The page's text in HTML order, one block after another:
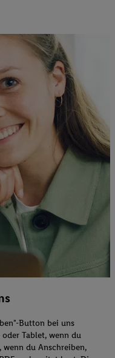
Button bei uns
Tablet, wenn du
du Anschreiben,